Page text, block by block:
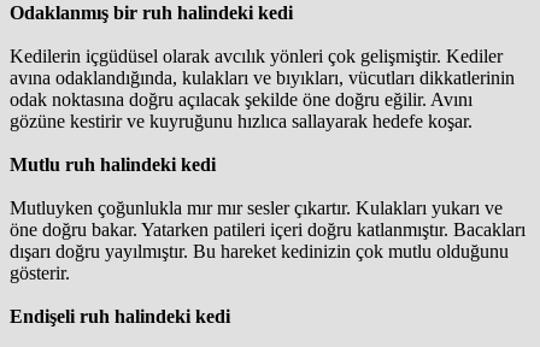
Odaklanmış bir ruh halindeki kedi
Kedilerin içgüdüsel olarak avcılık yönleri çok gelişmiştir. Kediler
avına odaklandığında, kulakları ve bıyıkları, vücutları dikkatlerinin
odak noktasına doğru açılacak şekilde öne doğru eğilir. Avını
gözüne kestirir ve kuyruğunu hızlıca sallayarak hedefe koşar.
Mutlu ruh halindeki kedi
Mutluyken çoğunlukla mır mır sesler çıkartır. Kulakları yukarı ve
öne doğru bakar. Yatarken patileri içeri doğru katlanmıştır. Bacakları
dışarı doğru yayılmıştır. Bu hareket kedinizin çok mutlu olduğunu
gösterir.
Endişeli ruh halindeki kedi